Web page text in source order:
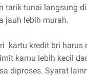
tarik tunai langsung
jauh lebih murah.
kartu kredit bri harus
kamu lebih kecil
diproses. Syarat